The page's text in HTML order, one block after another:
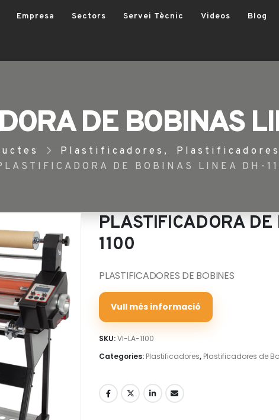
Empresa Sectors Servei Tècnic Videos Blog
DE BOBINAS
Plastificadores ,
DE BOBINAS LINEA DH-
PLASTIFICADORA
1100
PLASTIFICADORES DE BOBINES
Vull més informació
SKU:VI-LA-1100
Categories: Plastificadores, Plastificadores de